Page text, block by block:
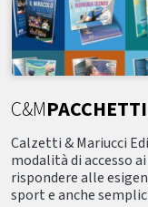
C&MPACCHETTI
Calzetti & Mariucci
modalità di accesso
rispondere alle
sport e anche